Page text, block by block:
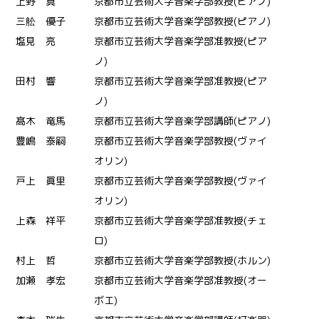
三舩 優子
京都市立芸術大学音楽学部教授(ピアノ)
塩見 亮
京都市立芸術大学音楽学部准教授(ピア
ノ)
田村 響
京都市立芸術大学音楽学部准教授(ピア
ノ)
髙木 竜馬
京都市立芸術大学音楽学部講師(ピアノ)
豊嶋 泰嗣
京都市立芸術大学音楽学部教授(ヴァイ
オリン)
戸上 眞里
京都市立芸術大学音楽学部教授(ヴァイ
オリン)
上森 祥平
京都市立芸術大学音楽学部准教授(チェ
ロ)
村上 哲
京都市立芸術大学音楽学部教授(ホルン)
加瀬 孝宏
京都市立芸術大学音楽学部准教授(オー
ボエ)